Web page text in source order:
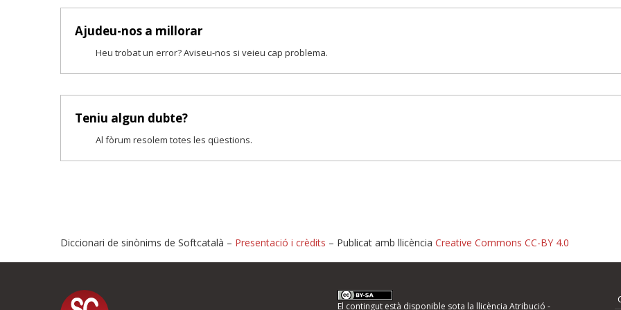
Ajudeu-nos a millorar
Heu trobat un error? Aviseu-nos si veieu cap problema.
Teniu algun dubte?
Al fòrum resolem totes les qüestions.
Proposeu-nos millores o informeu d'errors
Diccionari de sinònims de Softcatalà – Presentació i crèdits – Publicat amb llicència Creative Commons CC-BY 4.0
El contingut està disponible sota la llicència Atribució -